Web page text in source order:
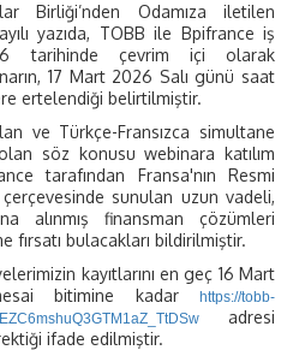
Birliği’nden Odamıza iletilen
yazıda, TOBB ile Bpifrance iş
tarihinde çevrim içi olarak
17 Mart 2026 Salı günü saat
ertelendiği belirtilmiştir.
ve Türkçe-Fransızca simultane
söz konusu webinara katılım
tarafından Fransa'nın Resmi
sunulan uzun vadeli,
alınmış finansman çözümleri
fırsatı bulacakları bildirilmiştir.
kayıtlarını en geç 16 Mart
bitimine kadar
https://tobb-
adresi
ifade edilmiştir.